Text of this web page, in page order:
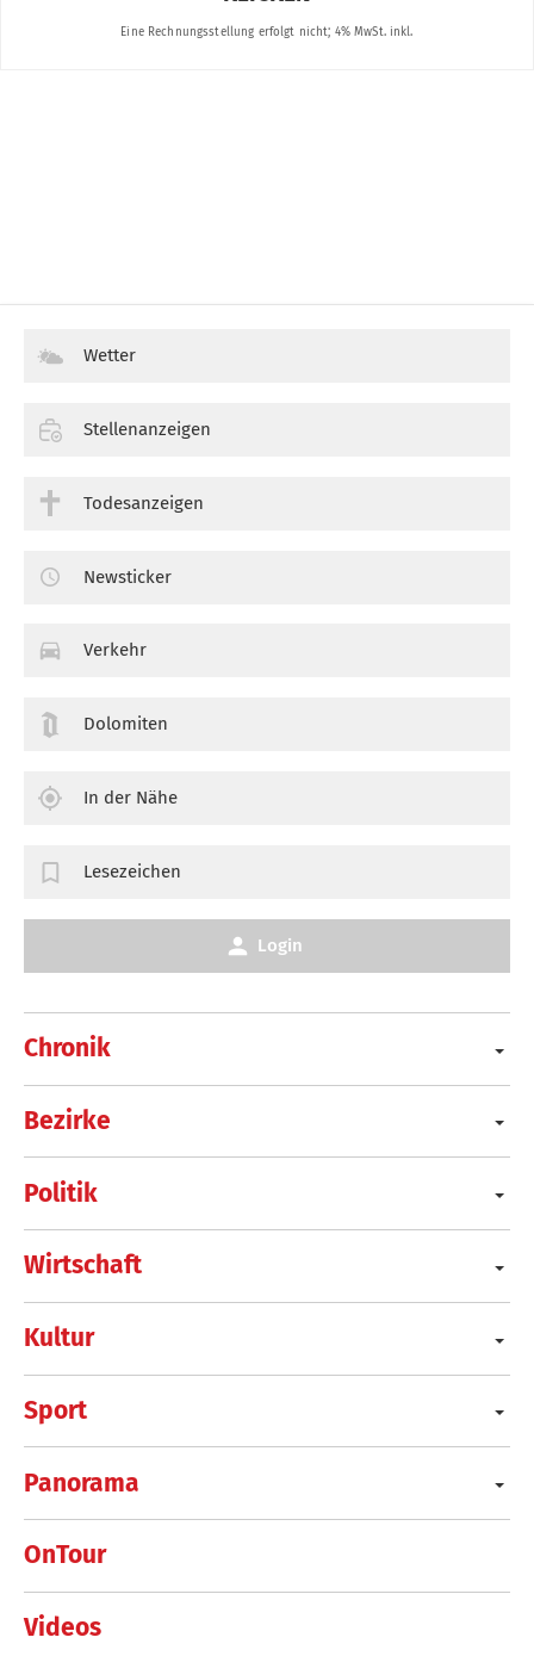
Chronik
Bezirke
Politik
Wirtschaft
Kultur
Sport
Panorama
OnTour
Videos
Wetter
Stellenanzeigen
Todesanzeigen
Newsticker
Verkehr
Dolomiten
In der Nähe
Lesezeichen
Login